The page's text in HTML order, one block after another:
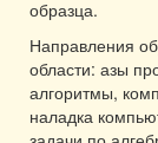
образца.
Направления
области: азы
алгоритмы,
наладка